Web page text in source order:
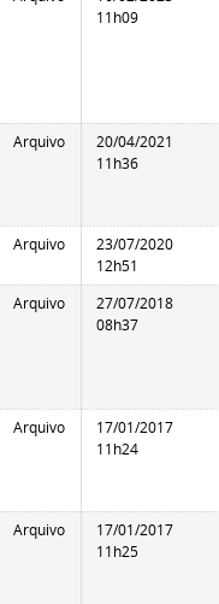
11h09
Arquivo
20/04/2021
11h36
Arquivo
23/07/2020
12h51
Arquivo
27/07/2018
08h37
Arquivo
17/01/2017
11h24
Arquivo
17/01/2017
11h25